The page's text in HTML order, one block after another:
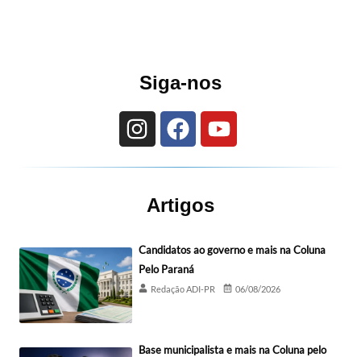
Siga-nos
Artigos
Candidatos ao governo e mais na Coluna
Pelo Paraná
Redação ADI-PR 06/08/2026
Base municipalista e mais na Coluna pelo